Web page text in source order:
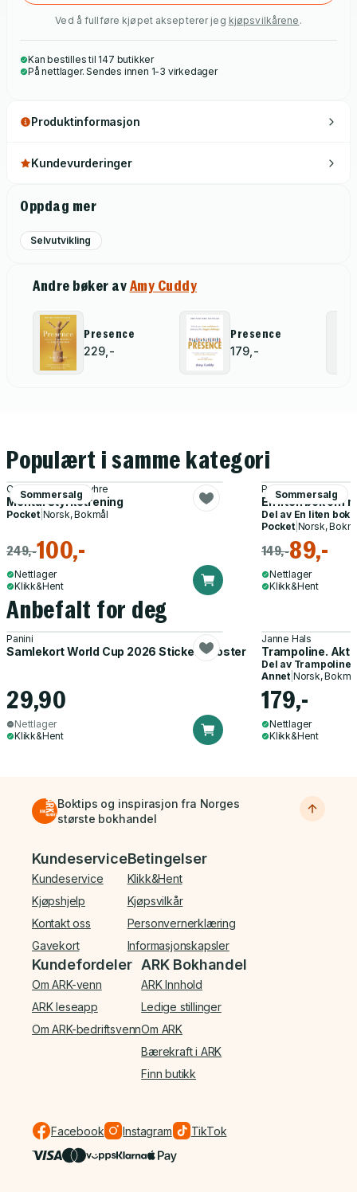
Ved å fullføre kjøpet aksepterer jeg kjøpsvilkårene .
Kan bestilles til 147 butikker
På nettlager. Sendes innen 1-3 virkedager
Produktinformasjon
Kundevurderinger
Oppdag mer
Selvutvikling
Andre bøker avAmy Cuddy
Presence
229,-
Presence
179,-
Populært i samme kategori
Sommersalg
Cecilie Ystenes Myhre
Mental styrketrening
Pocket| Norsk, Bokmål
249,-100,-
Nettlager
Klikk&Hent
Sommersalg
Patrizia Collard
En liten bok om
Del av En liten bok
Pocket| Norsk,
149,-89,-
Nettlager
Klikk&Hent
Anbefalt for deg
Panini
Samlekort World Cup 2026 Sticker Booster
29,90
Nettlager
Klikk&Hent
Janne Hals
Trampoline.
Del av Trampoline
Annet| Norsk,
179,-
Nettlager
Klikk&Hent
Boktips og inspirasjon fra Norges
største bokhandel
Bunnmeny
Kundeservice
Kundeservice
Kjøpshjelp
Kontakt oss
Gavekort
Betingelser
Klikk&Hent
Kjøpsvilkår
Personvernerklæring
Informasjonskapsler
Kundefordeler
Om ARK-venn
ARK leseapp
Om ARK-bedriftsvenn
ARK Bokhandel
ARK Innhold
Ledige stillinger
Om ARK
Bærekraft i ARK
Finn butikk
Facebook Instagram TikTok